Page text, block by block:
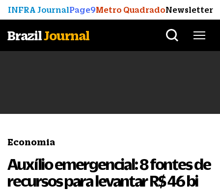
INFRA JournalPage9Metro QuadradoNewsletter
BrazilJournal
Economia
Auxílio emergencial: 8 fontes de
recursos para levantar R$ 46 bi